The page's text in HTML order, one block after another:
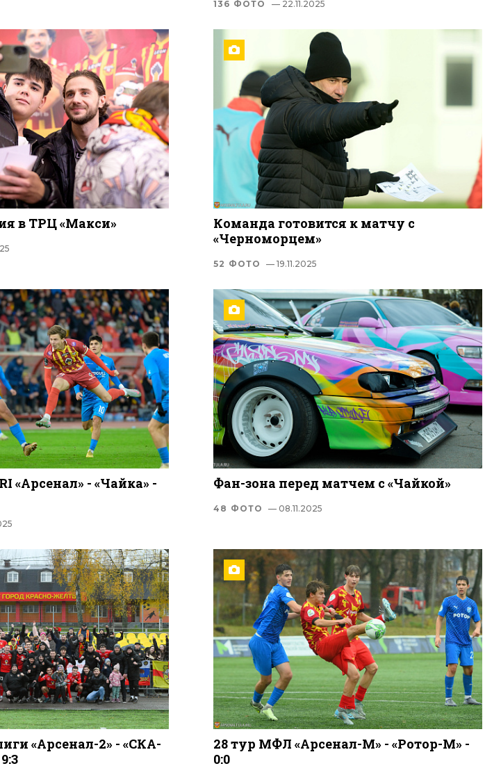
136 ФОТО — 22.11.2025
в ТРЦ «Макси»
Команда готовится к матчу с
«Черноморцем»
52 ФОТО — 19.11.2025
«Арсенал» - «Чайка» -
Фан-зона перед матчем с «Чайкой»
48 ФОТО — 08.11.2025
«Арсенал-2» - «СКА-
28 тур МФЛ «Арсенал-М» - «Ротор-М» -
0:0